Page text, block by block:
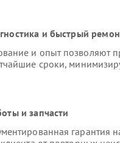
и быстрый
и опыт позволяют
сроки,
и запчасти